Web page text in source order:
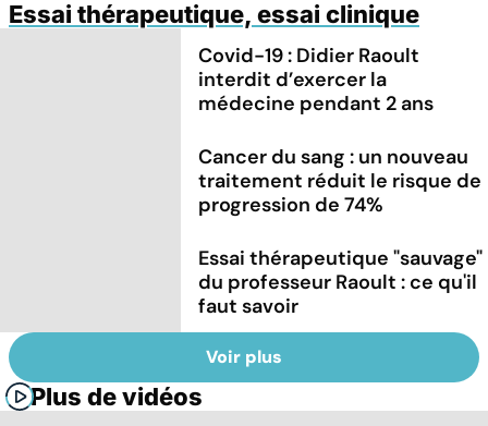
Essai thérapeutique, essai clinique
Covid-19 : Didier Raoult
interdit d’exercer la
médecine pendant 2 ans
Cancer du sang : un nouveau
traitement réduit le risque de
progression de 74%
Essai thérapeutique "sauvage"
du professeur Raoult : ce qu'il
faut savoir
Voir plus
Plus de vidéos